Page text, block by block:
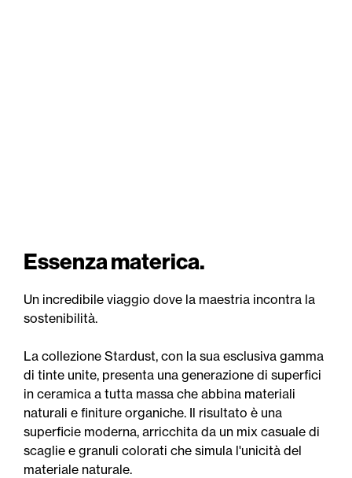
Essenza materica.
Un incredibile viaggio dove la maestria incontra la
sostenibilità.
La collezione Stardust, con la sua esclusiva gamma
di tinte unite, presenta una generazione di superfici
in ceramica a tutta massa che abbina materiali
naturali e finiture organiche. Il risultato è una
superficie moderna, arricchita da un mix casuale di
scaglie e granuli colorati che simula l'unicità del
materiale naturale.